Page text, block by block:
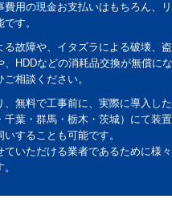
費用の現金お支払いはもちろん、
す。
る故障や、イタズラによる破壊、
、HDDなどの消耗品交換が無償に
ご相談ください。
、無料で工事前に、実際に導入し
千葉・群馬・栃木・茨城）にて装
いすることも可能です。
ていただける業者であるために様